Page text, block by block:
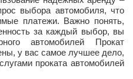
выбора автомобиля, что
платежи. Важно понять,
за каждый выбор, вы
автомобилей Прокат
у вас самое лучшее дело,
проката автомобилей